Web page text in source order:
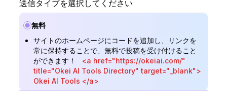
送信タイプを選択してください
無料
サイトのホームページにコードを追加し、リンクを
常に保持することで、無料で投稿を受け付けること
ができます！
<a href="https://okeiai.com/"
title="Okei AI Tools Directory" target="_blank">
Okei AI Tools </a>